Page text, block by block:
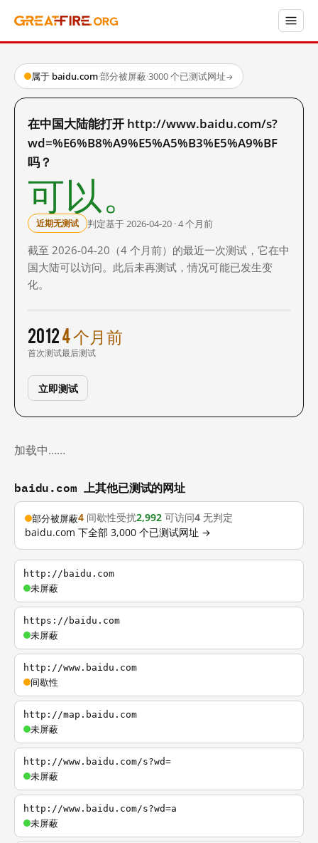
属于 baidu.com·部分被屏蔽·3000 个已测试网址→
在中国大陆能打开 http://www.baidu.com/s?
wd=%E6%B8%A9%E5%A5%B3%E5%A9%BF
吗？
可以。
近期无测试 判定基于 2026-04-20 · 4 个月前
截至 2026-04-20（4 个月前）的最近一次测试，它在中
国大陆可以访问。此后未再测试，情况可能已发生变
化。
2012
首次测试
4 个月前
最后测试
立即测试
加载中……
baidu.com 上其他已测试的网址
部分被屏蔽4 间歇性受扰2,992 可访问4 无判定
baidu.com 下全部 3,000 个已测试网址 →
http://baidu.com
未屏蔽
https://baidu.com
未屏蔽
http://www.baidu.com
间歇性
http://map.baidu.com
未屏蔽
http://www.baidu.com/s?wd=
未屏蔽
http://www.baidu.com/s?wd=a
未屏蔽